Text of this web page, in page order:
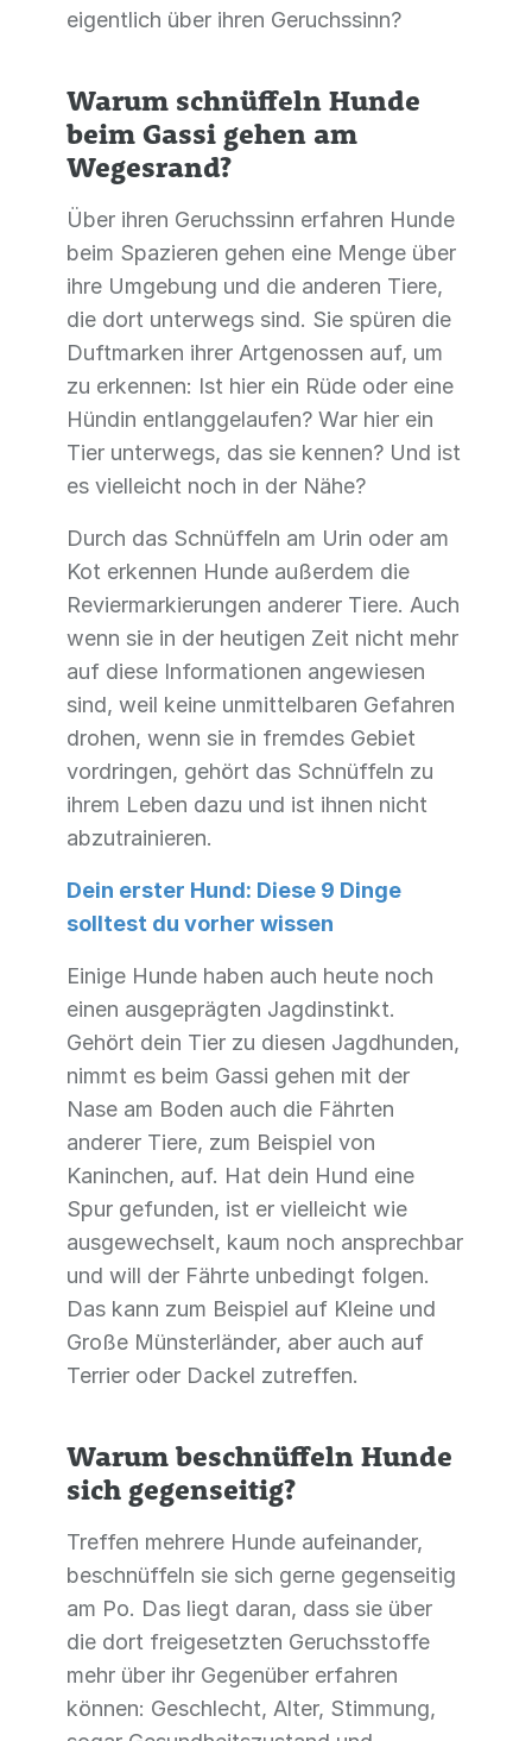
eigentlich über ihren Geruchssinn?
Warum schnüffeln Hunde
beim Gassi gehen am
Wegesrand?
Über ihren Geruchssinn erfahren Hunde
beim Spazieren gehen eine Menge über
ihre Umgebung und die anderen Tiere,
die dort unterwegs sind. Sie spüren die
Duftmarken ihrer Artgenossen auf, um
zu erkennen: Ist hier ein Rüde oder eine
Hündin entlanggelaufen? War hier ein
Tier unterwegs, das sie kennen? Und ist
es vielleicht noch in der Nähe?
Durch das Schnüffeln am Urin oder am
Kot erkennen Hunde außerdem die
Reviermarkierungen anderer Tiere. Auch
wenn sie in der heutigen Zeit nicht mehr
auf diese Informationen angewiesen
sind, weil keine unmittelbaren Gefahren
drohen, wenn sie in fremdes Gebiet
vordringen, gehört das Schnüffeln zu
ihrem Leben dazu und ist ihnen nicht
abzutrainieren.
Dein erster Hund: Diese 9 Dinge
solltest du vorher wissen
Einige Hunde haben auch heute noch
einen ausgeprägten Jagdinstinkt.
Gehört dein Tier zu diesen Jagdhunden,
nimmt es beim Gassi gehen mit der
Nase am Boden auch die Fährten
anderer Tiere, zum Beispiel von
Kaninchen, auf. Hat dein Hund eine
Spur gefunden, ist er vielleicht wie
ausgewechselt, kaum noch ansprechbar
und will der Fährte unbedingt folgen.
Das kann zum Beispiel auf Kleine und
Große Münsterländer, aber auch auf
Terrier oder Dackel zutreffen.
Warum beschnüffeln Hunde
sich gegenseitig?
Treffen mehrere Hunde aufeinander,
beschnüffeln sie sich gerne gegenseitig
am Po. Das liegt daran, dass sie über
die dort freigesetzten Geruchsstoffe
mehr über ihr Gegenüber erfahren
können: Geschlecht, Alter, Stimmung,